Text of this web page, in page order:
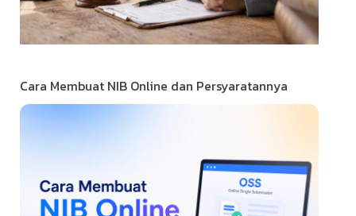
Cara Membuat NIB Online dan Persyaratannya